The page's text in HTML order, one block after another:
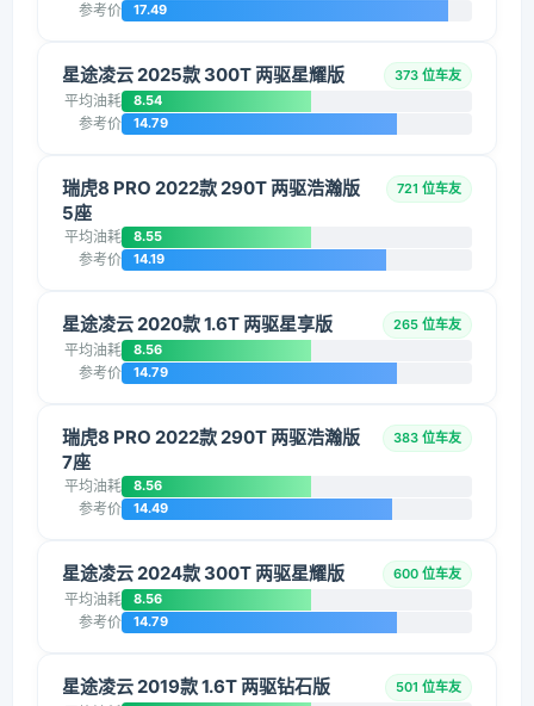
参考价 17.49
星途凌云 2025款 300T 两驱星耀版 373 位车友
平均油耗 8.54
参考价 14.79
瑞虎8 PRO 2022款 290T 两驱浩瀚版
5座
721 位车友
平均油耗 8.55
参考价 14.19
星途凌云 2020款 1.6T 两驱星享版 265 位车友
平均油耗 8.56
参考价 14.79
瑞虎8 PRO 2022款 290T 两驱浩瀚版
7座
383 位车友
平均油耗 8.56
参考价 14.49
星途凌云 2024款 300T 两驱星耀版 600 位车友
平均油耗 8.56
参考价 14.79
星途凌云 2019款 1.6T 两驱钻石版 501 位车友